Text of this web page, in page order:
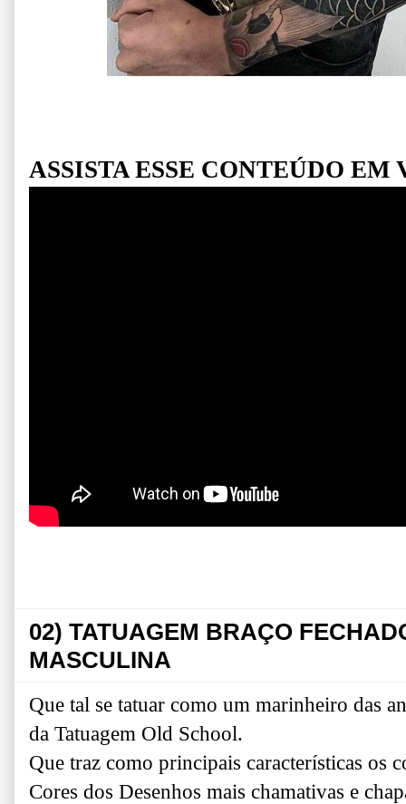
ASSISTA ESSE CONTEÚDO EM
02) TATUAGEM BRAÇO
MASCULINA
Que tal se tatuar como um marinheiro das
da Tatuagem Old School.
Que traz como principais características os
Cores dos Desenhos mais chamativas e